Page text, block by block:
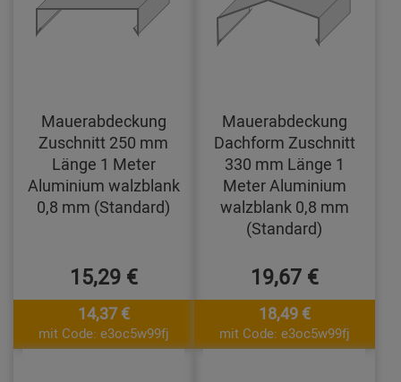
Mauerabdeckung
Zuschnitt 250 mm
Länge 1 Meter
Aluminium walzblank
0,8 mm (Standard)
15,29 €
14,37 €
mit Code: e3oc5w99fj
Mauerabdeckung
Dachform Zuschnitt
330 mm Länge 1
Meter Aluminium
walzblank 0,8 mm
(Standard)
19,67 €
18,49 €
mit Code: e3oc5w99fj